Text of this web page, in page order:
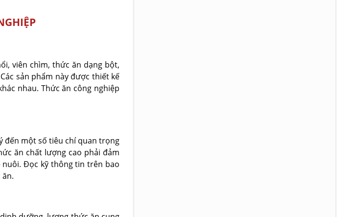
viên chìm, thức ăn dạng bột,
sản phẩm này được thiết kế
nhau. Thức ăn công nghiệp
đến một số tiêu chí quan trọng
ăn chất lượng cao phải đảm
Đọc kỹ thông tin trên bao